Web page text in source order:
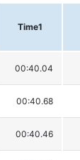
Time1
00:40.04
00:40.68
00:40.46